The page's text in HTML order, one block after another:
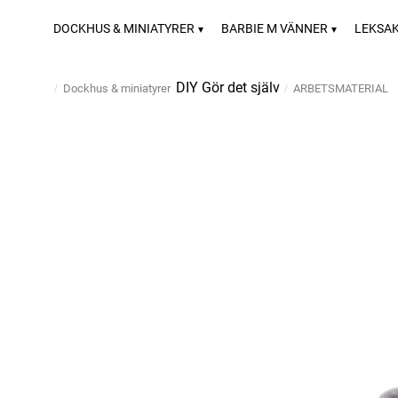
DOCKHUS & MINIATYRER BARBIE M VÄNNER
Dockhus & miniatyrer DIY Gör det själv ARBETSMATERIAL